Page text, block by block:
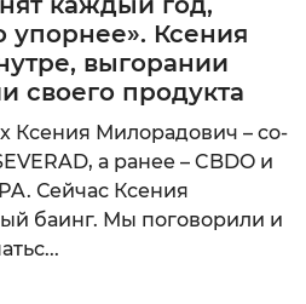
упорнее». Ксения
выгорании
своего продукта
Ксения Милорадович – co-
а ранее – CBDO и
Сейчас Ксения
баинг. Мы поговорили и